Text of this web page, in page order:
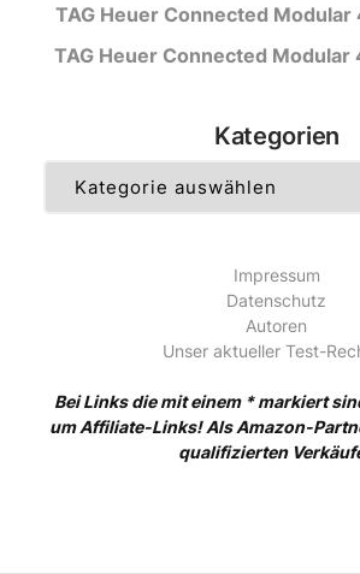
TAG Heuer Connected Modular
TAG Heuer Connected Modular
Kategorien
Impressum
Datenschutz
Autoren
Unser aktueller Test-
Bei Links die mit einem * markiert
um Affiliate-Links! Als Amazon-
qualifizierten